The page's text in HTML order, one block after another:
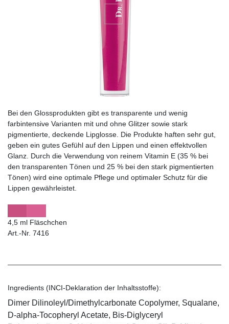
Bei den Glossprodukten gibt es transparente und wenig
farbintensive Varianten mit und ohne Glitzer sowie stark
pigmentierte, deckende Lipglosse. Die Produkte haften sehr gut,
geben ein gutes Gefühl auf den Lippen und einen effektvollen
Glanz. Durch die Verwendung von reinem Vitamin E (35 % bei
den transparenten Tönen und 25 % bei den stark pigmentierten
Tönen) wird eine optimale Pflege und optimaler Schutz für die
Lippen gewährleistet.
4,5 ml Fläschchen
Art.-Nr. 7416
Ingredients (INCI-Deklaration der Inhaltsstoffe):
Dimer Dilinoleyl/Dimethylcarbonate Copolymer, Squalane,
D-alpha-Tocopheryl Acetate, Bis-Diglyceryl